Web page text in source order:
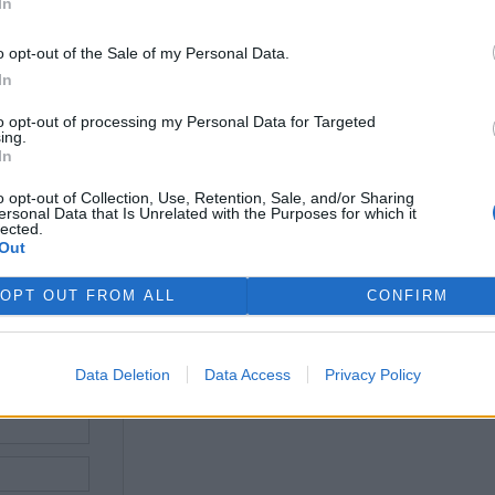
opt-out of the Sale of my Personal Data.
opt-out of processing my Personal Data for Targeted
opt-out of Collection, Use, Retention, Sale, and/or Sharing
Data that Is Unrelated with the Purposes for which it
OPT OUT FROM ALL CONFIRM
Data Deletion Data Access Privacy Policy
v Praze předali výzvu
klecových chovů v EU
Veterináři budou kontrolovat,
zda chovatelé v horku zajišťují
a postřehy. Tím, že zde publikujete svůj příspěvek, se ale zároveň
porušení si redakce vyhrazuje právo smazat diskusní příspěvěk